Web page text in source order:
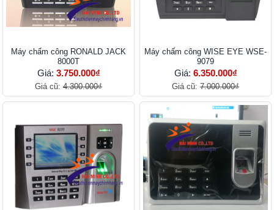
Máy chấm công RONALD JACK
8000T
Giá: 3.750.000₫
Giá cũ: 4.300.000₫
Máy chấm công WISE EYE WSE-
9079
Giá: 6.350.000₫
Giá cũ: 7.000.000₫